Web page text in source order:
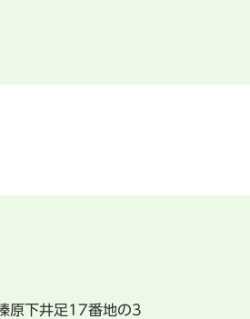
下井足17番地の3